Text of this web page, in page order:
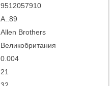
9512057910
A..89
Allen Brothers
Великобритания
0.004
21